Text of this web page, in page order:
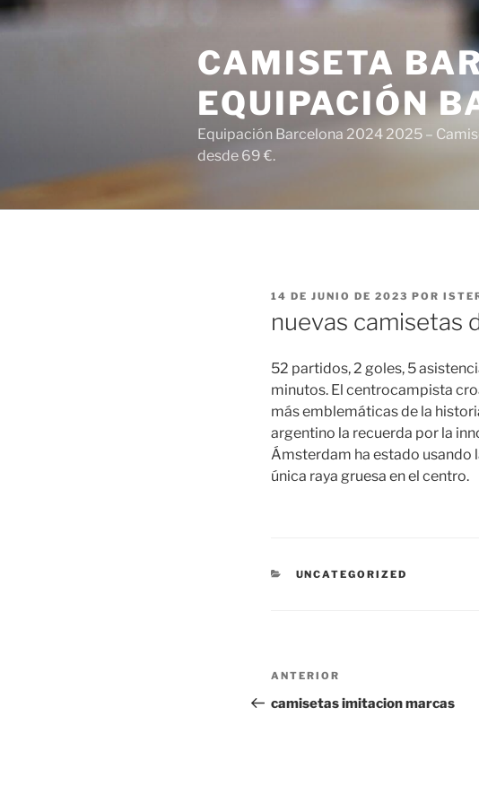
Saltar
al
CAMISETA
EQUIPACIÓN
Equipación Barcelona 2024 2025 –
desde 69 €.
PUBLICADO
14 DE JUNIO DE 2023 POR
nuevas camisetas
52 partidos, 2 goles, 5
minutos. El centrocampista
más emblemáticas de la
argentino la recuerda por la
Ámsterdam ha estado usando
única raya gruesa en el centro.
CATEGORÍAS
UNCATEGORIZED
Navegación
de
Entrada
anterior:
ANTERIOR
camisetas imitacion marcas